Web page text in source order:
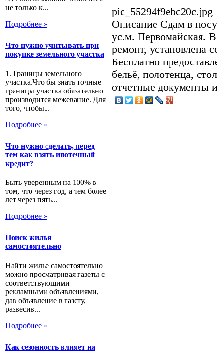
не только к...
Подробнее »
Что нужно учитывать при
покупке земельного участка
1. Границы земельного
участка.Что бы знать точные
границы участка обязательно
производится межевание. Для
того, чтобы...
Подробнее »
Что нужно сделать, перед
тем как взять ипотечный
кредит?
Быть уверенным на 100% в
том, что через год, а тем более
лет через пять...
Подробнее »
Поиск жилья
самостоятельно
Найти жилье самостоятельно
можно просматривая газеты с
соответствующими
рекламными объявлениями,
дав объявление в газету,
развесив...
Подробнее »
Как сезонность влияет на
pic_55294f9ebc20c.jpg
Описание Сдам в
ус.м. Первомайская.
ремонт, установлена
Бесплатно
бельё, полотенца,
отчетные документы